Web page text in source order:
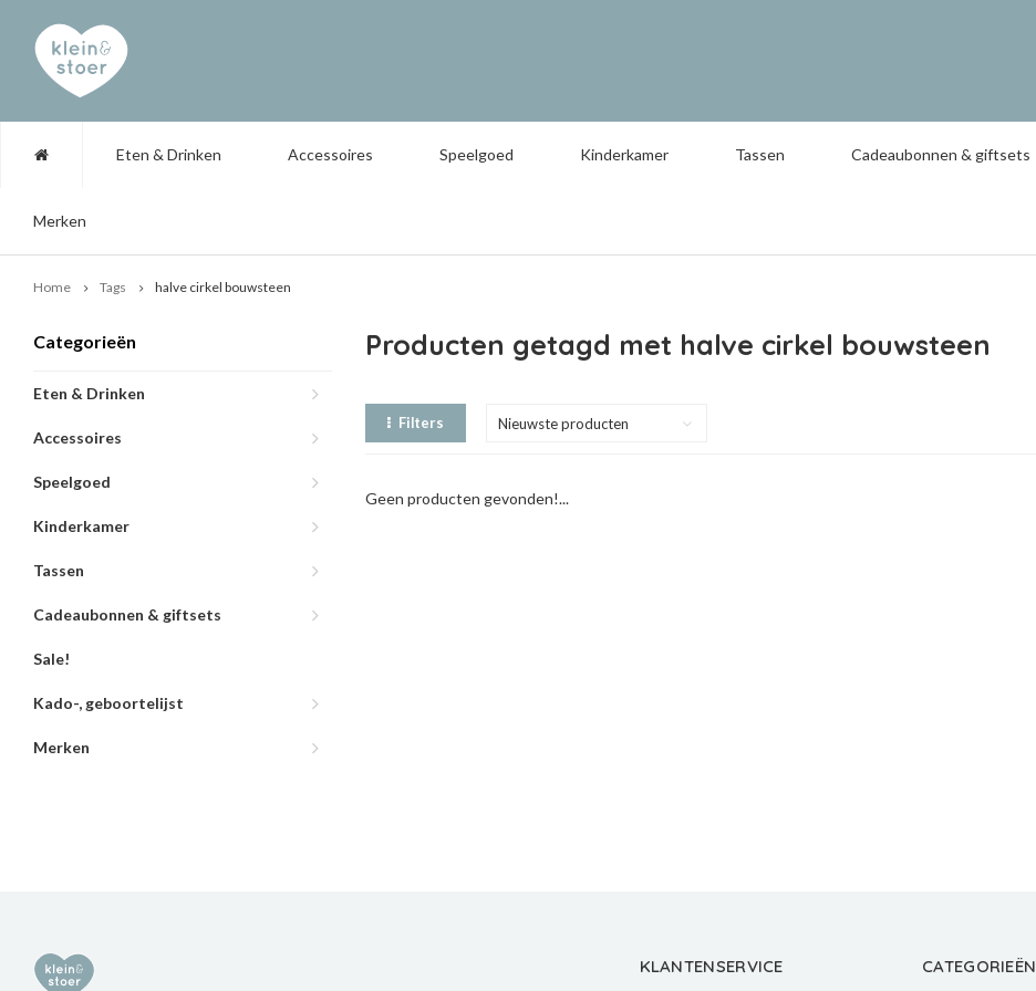
Eten & Drinken Accessoires Speelgoed Kinderkamer Tassen Cadeaubonnen & giftsets
Merken
Home Tags halve cirkel bouwsteen
Categorieën
Eten & Drinken
Accessoires
Speelgoed
Kinderkamer
Tassen
Cadeaubonnen & giftsets
Sale!
Kado-, geboortelijst
Merken
Producten getagd met halve cirkel bouwsteen
Filters Nieuwste producten
Geen producten gevonden!...
KLANTENSERVICE CATEGORIEËN